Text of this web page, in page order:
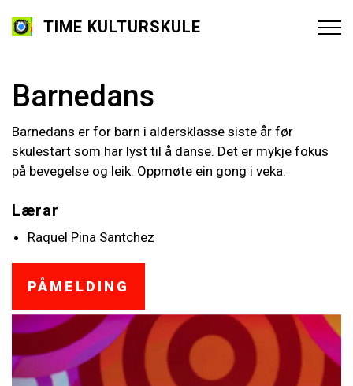
TIME KULTURSKULE
Barnedans
Barnedans er for barn i aldersklasse siste år før
skulestart som har lyst til å danse. Det er mykje fokus
på bevegelse og leik. Oppmøte ein gong i veka.
Lærar
Raquel Pina Santchez
PÅMELDING